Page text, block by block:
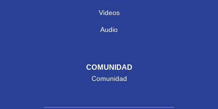
Videos
Audio
COMUNIDAD
Comunidad